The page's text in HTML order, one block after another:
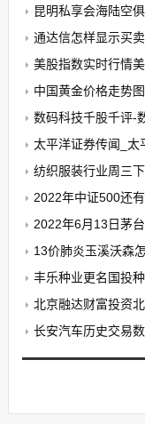
昆明私享会海陆空
通达信怎样显示买
美股指数实时行情
中国黄金价格走势
数码科技千股千评-
太平洋证券传闻_太
纺织服装行业周三
2022年中证500还
2022年6月13日茅
13价肺炎玉溪沃森
丰乐种业更名国投
北京融达财富投资
长安汽车历史交易